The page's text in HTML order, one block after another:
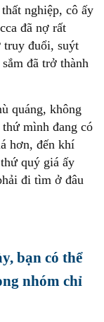
nghiệp, cô ấy
đã nợ rất
truy đuổi, suýt
đã trở thành
quáng, không
mình đang có
hơn, đến khí
quý giá ấy
đi tìm ở đâu
bạn có thể
nhóm chỉ